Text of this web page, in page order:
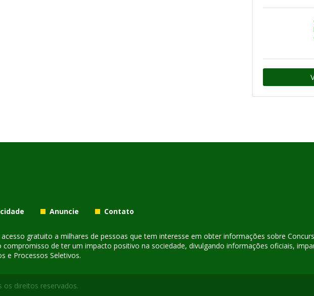
Anuncie Contato
gratuito a milhares de pessoas que tem interesse em obter informações sobre
de ter um impacto positivo na sociedade, divulgando informações oficiais,
e Processos Seletivos.
os direitos reservados.